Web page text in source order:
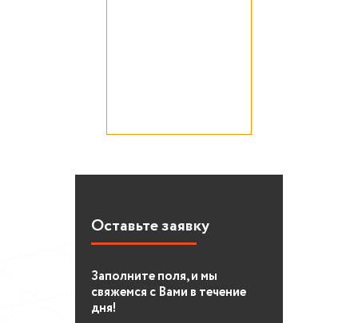
Оставьте заявку
Заполните поля, и мы
свяжемся с Вами в течение
дня!